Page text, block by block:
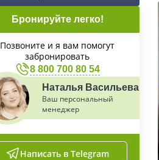
Бронируйте легко!
Позвоните и я вам помогут
забронировать
8 800 700 80 54
Наталья Васильева
Ваш персональный
менеджер
Написать в Telegram